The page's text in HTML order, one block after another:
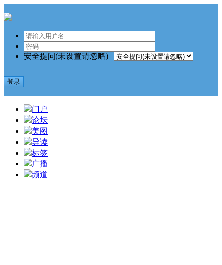
安全提问(未设置请忽略)
登录
门户
论坛
美图
导读
标签
广播
频道